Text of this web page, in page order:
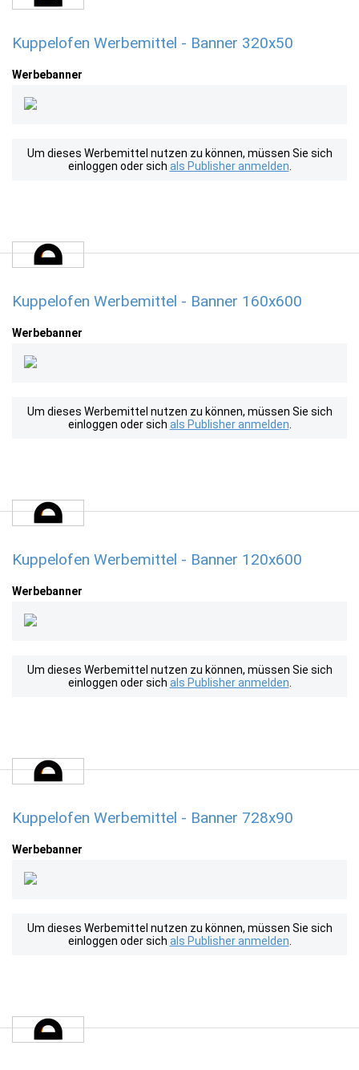
Kuppelofen Werbemittel - Banner 320x50
Werbebanner
Um dieses Werbemittel nutzen zu können, müssen Sie sich
einloggen oder sich als Publisher anmelden
Kuppelofen Werbemittel - Banner 160x600
Werbebanner
Um dieses Werbemittel nutzen zu können, müssen Sie sich
einloggen oder sich als Publisher anmelden
Kuppelofen Werbemittel - Banner 120x600
Werbebanner
Um dieses Werbemittel nutzen zu können, müssen Sie sich
einloggen oder sich als Publisher anmelden
Kuppelofen Werbemittel - Banner 728x90
Werbebanner
Um dieses Werbemittel nutzen zu können, müssen Sie sich
einloggen oder sich als Publisher anmelden